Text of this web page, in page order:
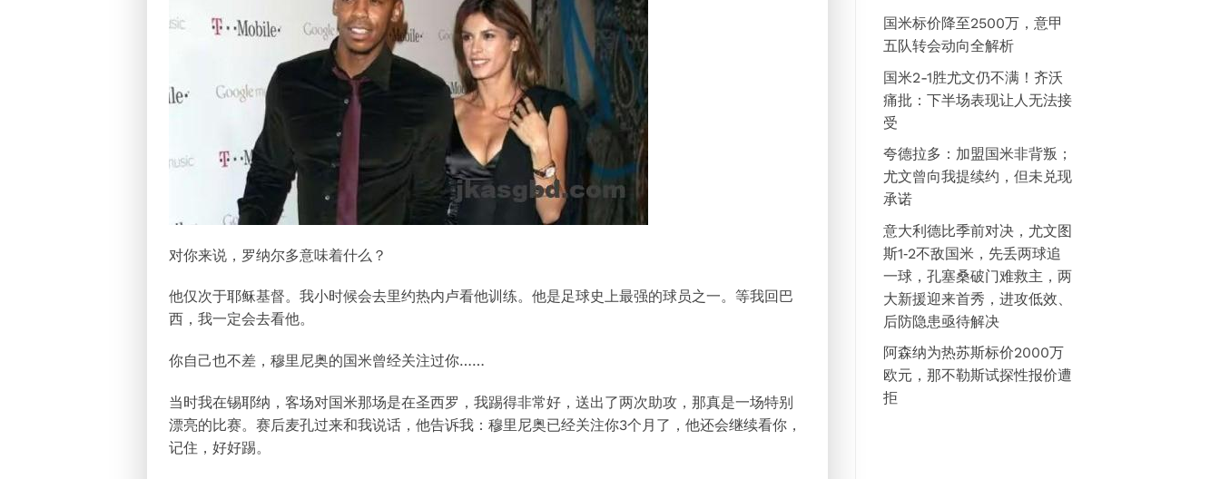
对你来说，罗纳尔多意味着什么？
他仅次于耶稣基督。我小时候会去里约热内卢看他训练。他是足球史上最强的球员之一。等我回巴
西，我一定会去看他。
你自己也不差，穆里尼奥的国米曾经关注过你……
当时我在锡耶纳，客场对国米那场是在圣西罗，我踢得非常好，送出了两次助攻，那真是一场特别
漂亮的比赛。赛后麦孔过来和我说话，他告诉我：穆里尼奥已经关注你3个月了，他还会继续看你，
记住，好好踢。
国米标价降至2500万，意甲
五队转会动向全解析
国米2-1胜尤文仍不满！齐沃
痛批：下半场表现让人无法接
受
夸德拉多：加盟国米非背叛；
尤文曾向我提续约，但未兑现
承诺
意大利德比季前对决，尤文图
斯1‑2不敌国米，先丢两球追
一球，孔塞桑破门难救主，两
大新援迎来首秀，进攻低效、
后防隐患亟待解决
阿森纳为热苏斯标价2000万
欧元，那不勒斯试探性报价遭
拒